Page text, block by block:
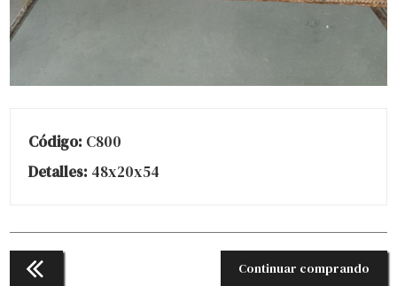
Código: C800
Detalles: 48x20x54
Continuar comprando